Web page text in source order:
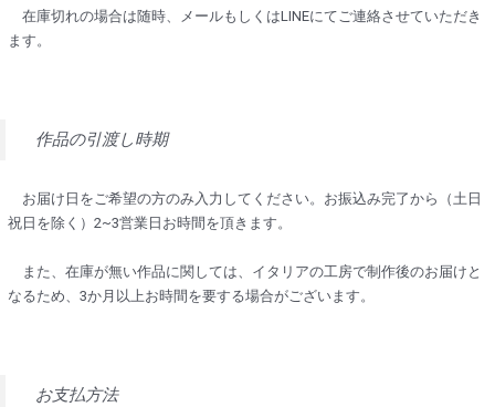
在庫切れの場合は随時、メールもしくはLINEにてご連絡させていただき
ます。
作品の引渡し時期
お届け日をご希望の方のみ入力してください。お振込み完了から（土日
祝日を除く）2~3営業日お時間を頂きます。
また、在庫が無い作品に関しては、イタリアの工房で制作後のお届けと
なるため、3か月以上お時間を要する場合がございます。
お支払方法